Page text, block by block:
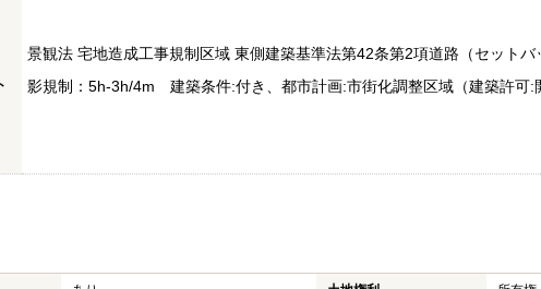
景観法 宅地造成工事規制区域 東側建築基準法第42条第2項道路（セットバ
影規制：5h-3h/4m 建築条件:付き、都市計画:市街化調整区域（建築許可: